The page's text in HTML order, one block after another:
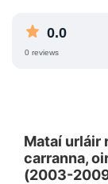
0.0
0 reviews
Mataí urláir
carranna,
(2003-